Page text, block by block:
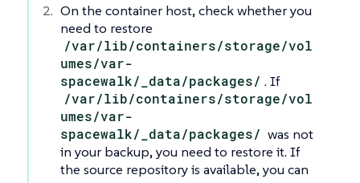
On the container host, check whether you
need to restore
/var/lib/containers/storage/vol
umes/var-
spacewalk/_data/packages/ . If
/var/lib/containers/storage/vol
umes/var-
spacewalk/_data/packages/ was not
in your backup, you need to restore it. If
the source repository is available, you can